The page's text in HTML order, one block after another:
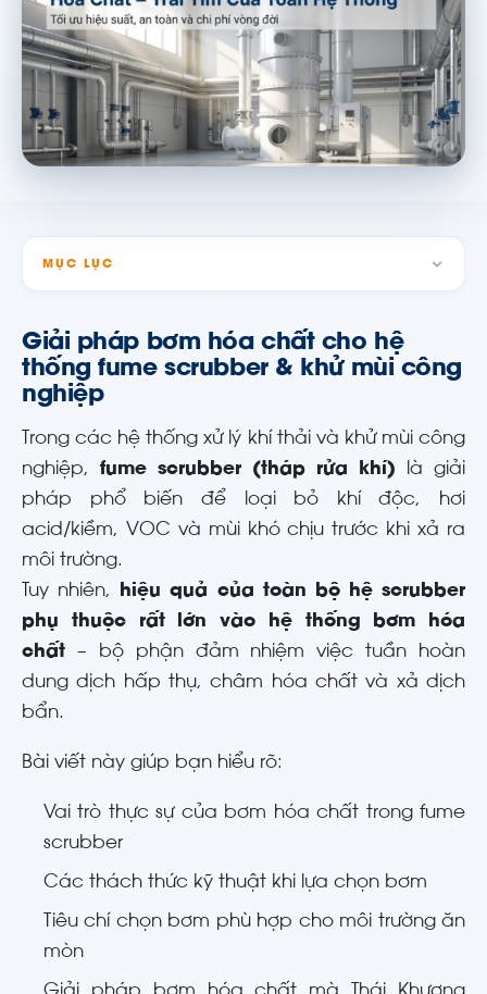
MỤC LỤC
Giải pháp bơm hóa chất cho hệ
thống fume scrubber & khử mùi công
nghiệp
Trong các hệ thống xử lý khí thải và khử mùi công
nghiệp, fume scrubber (tháp rửa khí) là giải
pháp phổ biến để loại bỏ khí độc, hơi
acid/kiềm, VOC và mùi khó chịu trước khi xả ra
môi trường.
Tuy nhiên,
hiệu quả của toàn bộ hệ scrubber
phụ thuộc rất lớn vào hệ thống bơm hóa
chất – bộ phận đảm nhiệm việc tuần hoàn
dung dịch hấp thụ, châm hóa chất và xả dịch
bẩn.
Bài viết này giúp bạn hiểu rõ:
Vai trò thực sự của bơm hóa chất trong fume
scrubber
Các thách thức kỹ thuật khi lựa chọn bơm
Tiêu chí chọn bơm phù hợp cho môi trường ăn
mòn